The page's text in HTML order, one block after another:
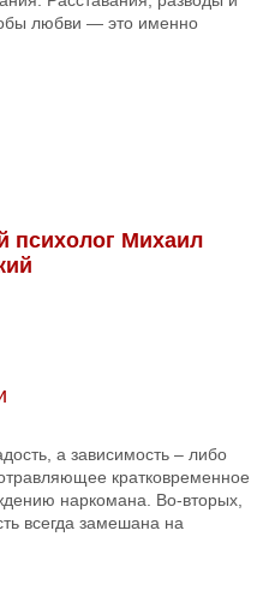
любви — это именно
психолог Михаил
а зависимость – либо
кратковременное
наркомана. Во-вторых,
всегда замешана на